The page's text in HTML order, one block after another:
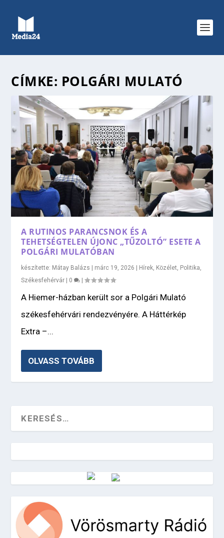
CÍMKE: POLGÁRI MULATÓ
A RUTINOS PARANCSNOK ÉS A
TEHETSÉGTELEN ÚJONC „TŰZOLTÓ” ESETE A
POLGÁRI MULATÓBAN
készítette: Mátay Balázs | márc 19, 2026 | Hírek Közélet Politika
Székesfehérvár | 0 |
A Hiemer-házban került sor a Polgári Mulató
székesfehérvári rendezvényére. A Háttérkép
Extra –...
OLVASS TOVÁBB
Vörösmarty Rádió